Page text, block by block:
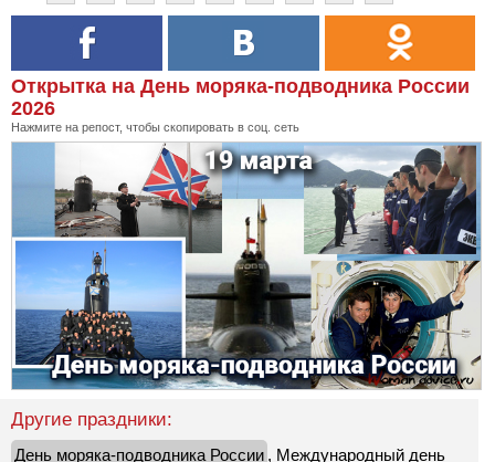
Открытка на День моряка-подводника России
2026
Нажмите на репост, чтобы скопировать в соц. сеть
Другие праздники:
День моряка-подводника России , Международный день